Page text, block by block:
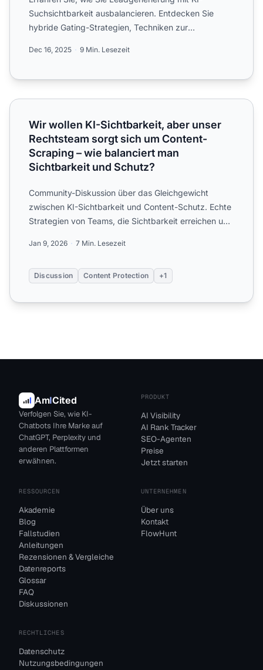
Suchsichtbarkeit ausbalancieren. Entdecken Sie
hybride Gating-Strategien, Techniken zur
Dec 16, 2025 9 Min. Lesezeit
Wir wollen KI-Sichtbarkeit, aber unser Rechtsteam sorgt
Wir wollen KI-Sichtbarkeit, aber unser
Rechtsteam sorgt sich um Content-
Scraping – wie balanciert man
Sichtbarkeit und Schutz?
Community-Diskussion über das Gleichgewicht
zwischen KI-Sichtbarkeit und Content-Schutz. Echte
Strategien von Teams, die Sichtbarkeit erreichen und
Jan 9, 2026 7 Min. Lesezeit
Discussion Content Protection +1
AmICited
Verfolgen Sie, wie KI-
Chatbots Ihre Marke auf
ChatGPT, Perplexity und
anderen Plattformen
erwähnen.
PRODUKT
AI Visibility
AI Rank Tracker
SEO-Agenten
Preise
Jetzt starten
RESSOURCEN
Akademie
Blog
Fallstudien
Anleitungen
Rezensionen & Vergleiche
Datenreports
Glossar
FAQ
Diskussionen
UNTERNEHMEN
Über uns
Kontakt
FlowHunt
RECHTLICHES
Datenschutz
Nutzungsbedingungen